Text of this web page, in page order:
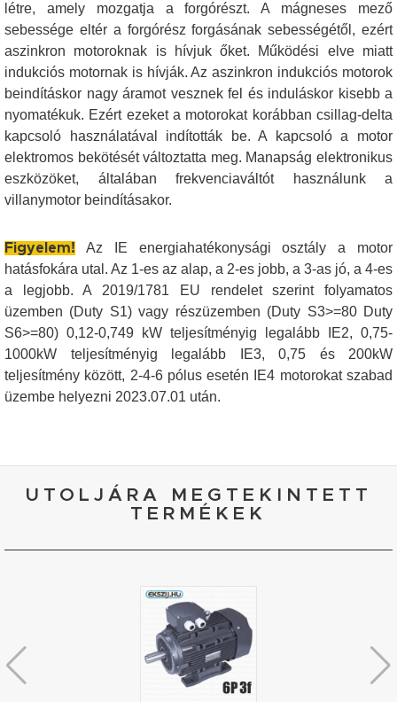
létre, amely mozgatja a forgórészt. A mágneses mező
sebessége eltér a forgórész forgásának sebességétől, ezért
aszinkron motoroknak is hívjuk őket. Működési elve miatt
indukciós motornak is hívják. Az aszinkron indukciós motorok
beindításkor nagy áramot vesznek fel és induláskor kisebb a
nyomatékuk. Ezért ezeket a motorokat korábban csillag-delta
kapcsoló használatával indították be. A kapcsoló a motor
elektromos bekötését változtatta meg. Manapság elektronikus
eszközöket, általában frekvenciaváltót használunk a
villanymotor beindításakor.
Figyelem! Az IE energiahatékonysági osztály a motor
hatásfokára utal. Az 1-es az alap, a 2-es jobb, a 3-as jó, a 4-es
a legjobb. A 2019/1781 EU rendelet szerint folyamatos
üzemben (Duty S1) vagy részüzemben (Duty S3>=80 Duty
S6>=80) 0,12-0,749 kW teljesítményig legalább IE2, 0,75-
1000kW teljesítményig legalább IE3, 0,75 és 200kW
teljesítmény között, 2-4-6 pólus esetén IE4 motorokat szabad
üzembe helyezni 2023.07.01 után.
UTOLJÁRA MEGTEKINTETT
TERMÉKEK